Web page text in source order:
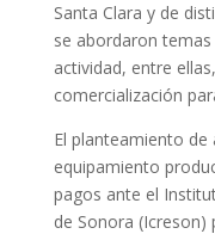
Santa Clara y de
se abordaron
actividad, entre
comercialización
El planteamiento
equipamiento
pagos ante el
de Sonora